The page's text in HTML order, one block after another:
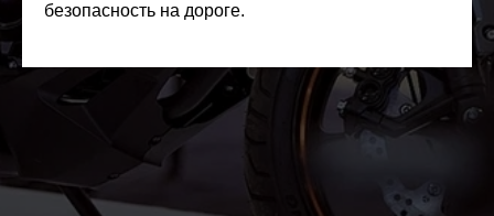
безопасность на дороге.